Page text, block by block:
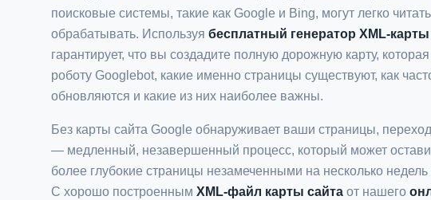
поисковые системы, такие как Google и Bing, могут легко
обрабатывать. Используя бесплатный генератор XML-карты
гарантирует, что вы создадите полную дорожную карту,
роботу Googlebot, какие именно страницы существуют, как
обновляются и какие из них наиболее важны.
Без карты сайта Google обнаруживает ваши страницы,
— медленный, незавершенный процесс, который может
более глубокие страницы незамеченными на несколько
С хорошо построенным XML-файл карты сайта от нашего